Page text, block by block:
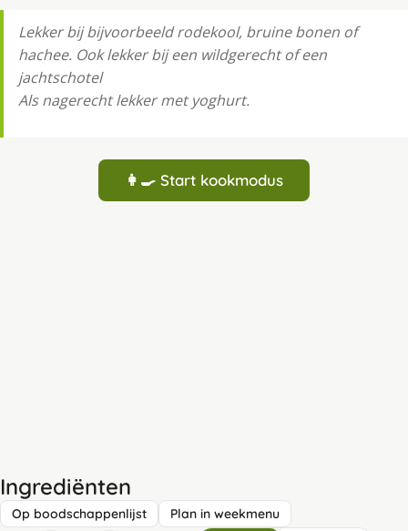
Lekker bij bijvoorbeeld rodekool, bruine bonen of
hachee. Ook lekker bij een wildgerecht of een
jachtschotel
Als nagerecht lekker met yoghurt.
👩‍🍳 Start kookmodus
Ingrediënten
Op boodschappenlijst Plan in weekmenu